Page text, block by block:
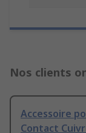
Nos clients
Accessoire
Contact